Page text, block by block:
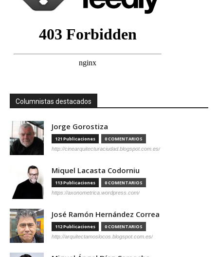
Columnistas destacados
Jorge Gorostiza
121 Publicaciones 0 COMENTARIOS
http://cinearquitecturaciudad.blogspot.com.es/
Miquel Lacasta Codorniu
113 Publicaciones 0 COMENTARIOS
https://axonometrica.wordpress.com/
José Ramón Hernández Correa
112 Publicaciones 0 COMENTARIOS
http://arquitectamoslocos.blogspot.com.es/